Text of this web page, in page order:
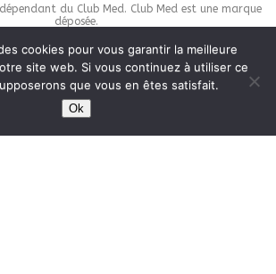
du Club Med. Club Med est une marque
déposée.
site is protected bywp-copyrightpro.com
cookies pour vous garantir la meilleure
site web. Si vous continuez à utiliser ce
que vous en êtes satisfait.
Ok